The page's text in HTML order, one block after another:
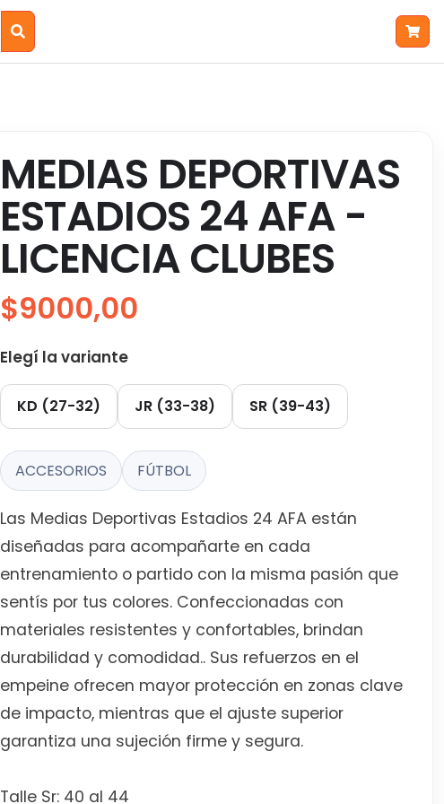
MEDIAS DEPORTIVAS
ESTADIOS 24 AFA -
LICENCIA CLUBES
$9000,00
Elegí la variante
KD (27-32) JR (33-38) SR (39-43)
ACCESORIOS FÚTBOL
Las Medias Deportivas Estadios 24 AFA están
diseñadas para acompañarte en cada
entrenamiento o partido con la misma pasión que
sentís por tus colores. Confeccionadas con
materiales resistentes y confortables, brindan
durabilidad y comodidad.. Sus refuerzos en el
empeine ofrecen mayor protección en zonas clave
de impacto, mientras que el ajuste superior
garantiza una sujeción firme y segura.
Talle Sr: 40 al 44